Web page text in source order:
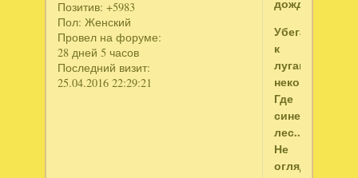
Позитив: +5983
Пол: Женский
Провел на форуме:
28 дней 5 часов
Последний визит:
25.04.2016 22:29:21
дожди.
Убегают
к
лугам
некошеным,
Где
синеющий
лес...
Не
оглядывайся